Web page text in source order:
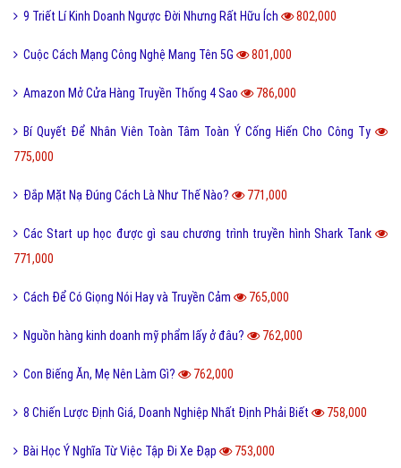
9 Triết Lí Kinh Doanh Ngược Đời Nhưng Rất Hữu Ích 802,000
Cuộc Cách Mạng Công Nghệ Mang Tên 5G 801,000
Amazon Mở Cửa Hàng Truyền Thống 4 Sao 786,000
Bí Quyết Để Nhân Viên Toàn Tâm Toàn Ý Cống Hiến Cho Công Ty
775,000
Đắp Mặt Nạ Đúng Cách Là Như Thế Nào? 771,000
Các Start up học được gì sau chương trình truyền hình Shark Tank
771,000
Cách Để Có Giọng Nói Hay và Truyền Cảm 765,000
Nguồn hàng kinh doanh mỹ phẩm lấy ở đâu? 762,000
Con Biếng Ăn, Mẹ Nên Làm Gì? 762,000
8 Chiến Lược Định Giá, Doanh Nghiệp Nhất Định Phải Biết 758,000
Bài Học Ý Nghĩa Từ Việc Tập Đi Xe Đạp 753,000